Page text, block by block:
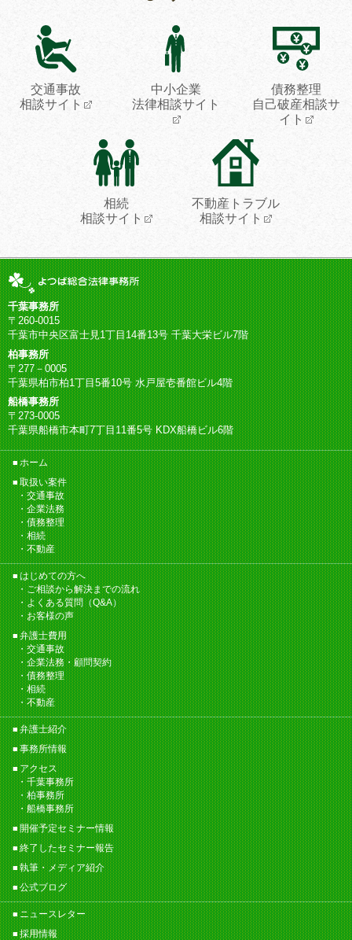
交通事故
相談サイト
中小企業
法律相談サイト
債務整理
自己破産相談サ
イト
相続
相談サイト
不動産トラブル
相談サイト
千葉事務所
〒260-0015
千葉市中央区富士見1丁目14番13号 千葉大栄ビル7階
柏事務所
〒277－0005
千葉県柏市柏1丁目5番10号 水戸屋壱番館ビル4階
船橋事務所
〒273-0005
千葉県船橋市本町7丁目11番5号 KDX船橋ビル6階
ホーム
取扱い案件
交通事故
企業法務
債務整理
相続
不動産
はじめての方へ
ご相談から解決までの流れ
よくある質問（Q&A）
お客様の声
弁護士費用
交通事故
企業法務・顧問契約
債務整理
相続
不動産
弁護士紹介
事務所情報
アクセス
千葉事務所
柏事務所
船橋事務所
開催予定セミナー情報
終了したセミナー報告
執筆・メディア紹介
公式ブログ
ニュースレター
採用情報